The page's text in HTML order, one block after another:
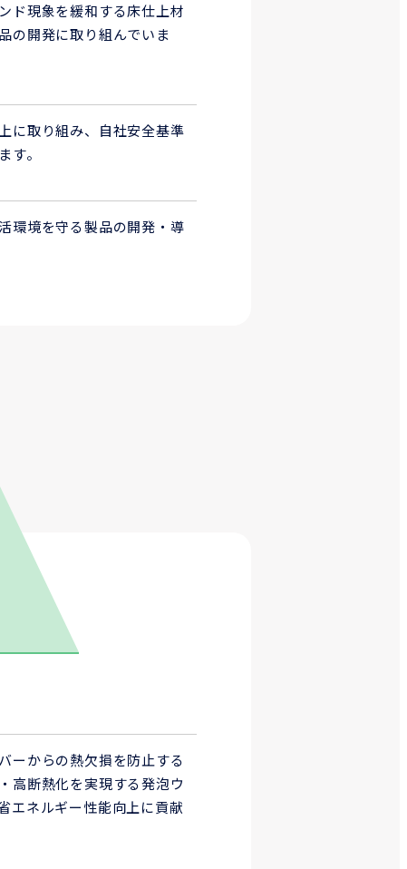
ド現象を緩和する床仕上材
の開発に取り組んでいま
に取り組み、自社安全基準
す。
環境を守る製品の開発・導
ーからの熱欠損を防止する
高断熱化を実現する発泡ウ
エネルギー性能向上に貢献